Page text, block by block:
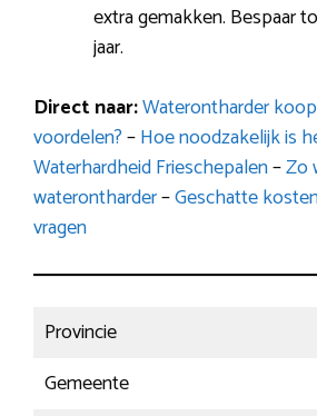
extra gemakken. Bespaar
jaar.
Direct naar:Waterontharder
voordelen?–Hoe noodzakelijk is
Waterhardheid Frieschepalen–Zo
waterontharder–Geschatte
vragen
Provincie
Gemeente